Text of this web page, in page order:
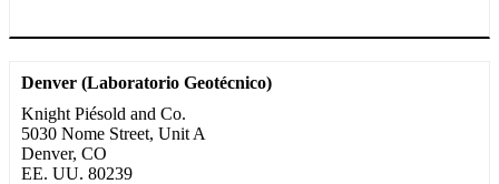
Denver (Laboratorio Geotécnico)
Knight Piésold and Co.
5030 Nome Street, Unit A
Denver, CO
EE. UU. 80239